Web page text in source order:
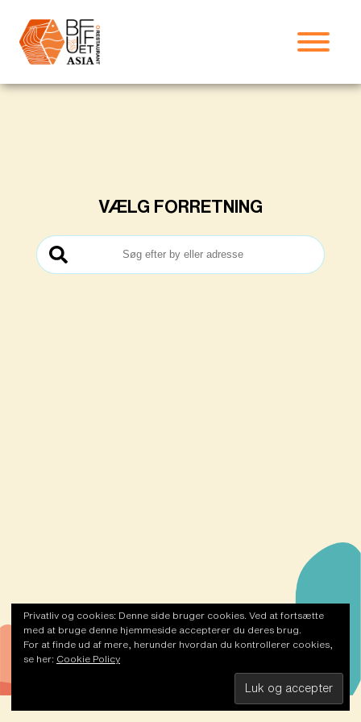
VÆLG FORRETNING
Handelsbetingelser
Privatliv og cookies: Denne side bruger cookies. Ved at fortsætte
med at bruge denne hjemmeside accepterer du deres brug.
For at finde ud af mere, herunder hvordan du kontrollerer cookies,
se her: Cookie Policy